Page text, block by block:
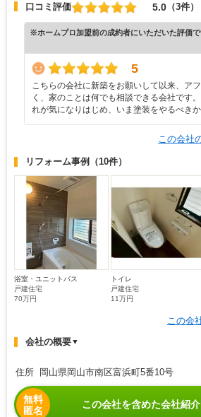
口コミ評価 5.0 （3件）
※ホームプロ加盟前の成約者にいただいた評価
5
こちらの会社に新築をお願いして以来、ア
く、家のことは何でも相談できる会社です
れが気になりはじめ、いま塗装をやるべき
この会社
リフォーム事例 （10件）
浴室・ユニットバス
戸建住宅
70万円
トイレ
戸建住宅
11万円
この会
会社の概要▼
住所 岡山県岡山市南区富浜町5番10号
無料
匿名
この会社を含めた会社紹